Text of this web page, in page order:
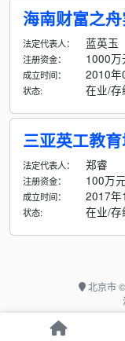
海南财富之
法定代表人： 蓝英玉
注册资金： 1000万
成立时间： 2010年
状态: 在业/存
三亚英工教
法定代表人： 郑睿
注册资金： 100万元
成立时间： 2017年
状态: 在业/存
北京市©